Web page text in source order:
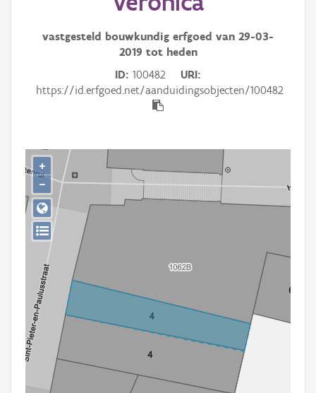
Aanduidingsobject
Thema
Persoon of collectief
Downloads
Hergebruik
Aanmelden
vastgesteld bouwkundig erfgoed van 29-03-
2019 tot heden
ID 100482
URI
https://id.erfgoed.net/aanduidingsobjecten/100482
+
−